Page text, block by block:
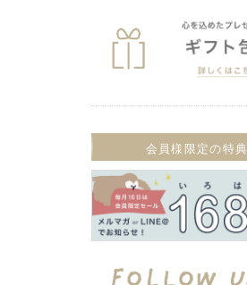
会員様限定の特典